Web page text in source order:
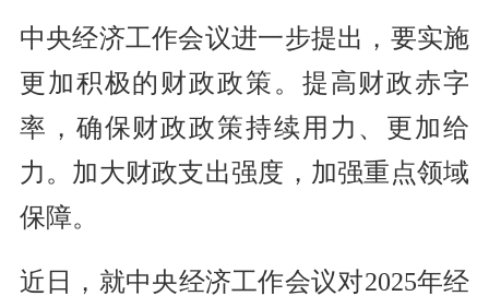
中央经济工作会议进一步提出，要实施
更加积极的财政政策。提高财政赤字
率，确保财政政策持续用力、更加给
力。加大财政支出强度，加强重点领域
保障。
近日，就中央经济工作会议对2025年经